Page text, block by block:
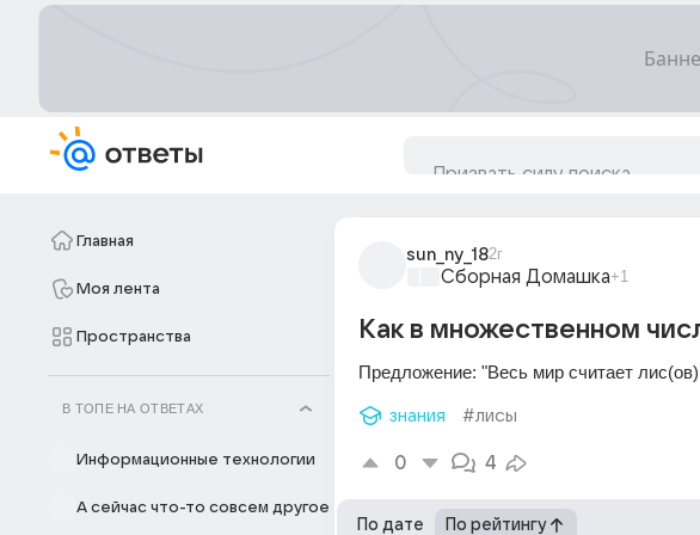
Главная
Моя лента
Пространства
В ТОПЕ НА ОТВЕТАХ
Информационные технологии
А сейчас что-то совсем другое
sun_ny_182г
Сборная Домашка+1
Как в множественном
Предложение: "Весь мир считает
знания #лисы
0 4
По дате По рейтингу